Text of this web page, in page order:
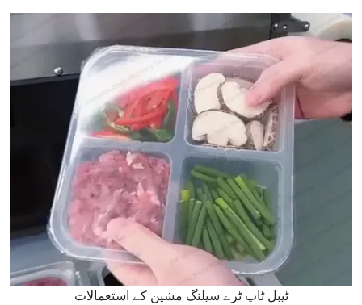
ٹیبل ٹاپ ٹرے سیلنگ مشین کے استعمالات